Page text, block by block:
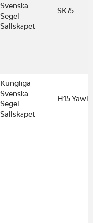
Svenska
Segel
Sällskapet
SK75
Kungliga
Svenska
Segel
Sällskapet
H15 Yawl